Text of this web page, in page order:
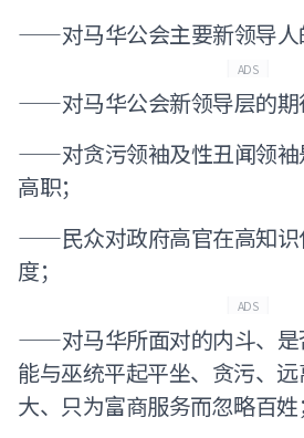
——对马华公会主要新领导人
ADS
——对马华公会新领导层的期
——对贪污领袖及性丑闻领袖
高职；
——民众对政府高官在高知识
度；
ADS
——对马华所面对的内斗、是
能与巫统平起平坐、贪污、
大、只为富商服务而忽略百姓